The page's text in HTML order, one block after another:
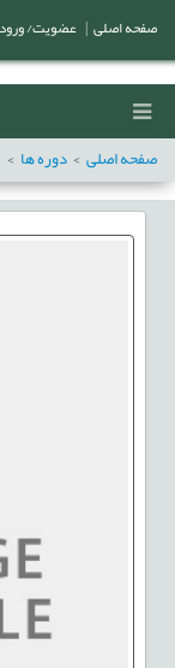
صفحه اصلی دوره ها
صفحه اصلی عضویت/ ورود